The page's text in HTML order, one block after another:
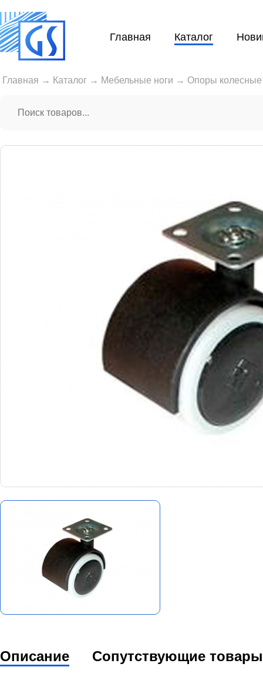
Главная Каталог
Главная → Каталог → Мебельные ноги → Опоры колесные
Описание Сопутствующие товары